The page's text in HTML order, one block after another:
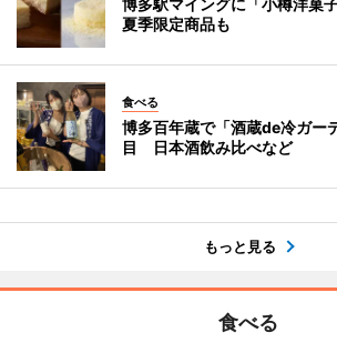
博多駅マイングに「小樽洋菓
夏季限定商品も
食べる
博多百年蔵で「酒蔵de冷ガー
目 日本酒飲み比べなど
もっと見る
食べる